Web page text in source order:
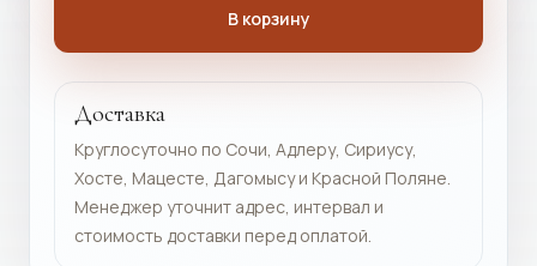
В корзину
Доставка
Круглосуточно по Сочи, Адлеру, Сириусу,
Хосте, Мацесте, Дагомысу и Красной Поляне.
Менеджер уточнит адрес, интервал и
стоимость доставки перед оплатой.